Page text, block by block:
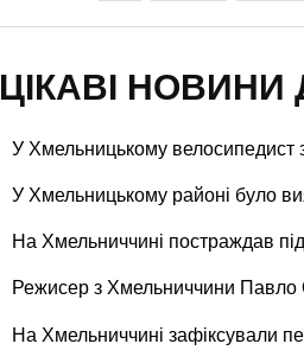
ЦІКАВІ НОВИНИ
У Хмельницькому велосипедист
У Хмельницькому районі було
На Хмельниччині постраждав
Режисер з Хмельниччини Павло
На Хмельниччині зафіксували